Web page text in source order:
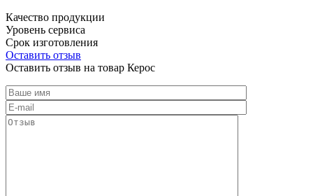
Качество продукции
Уровень сервиса
Срок изготовления
Оставить отзыв
Оставить отзыв на товар Керос